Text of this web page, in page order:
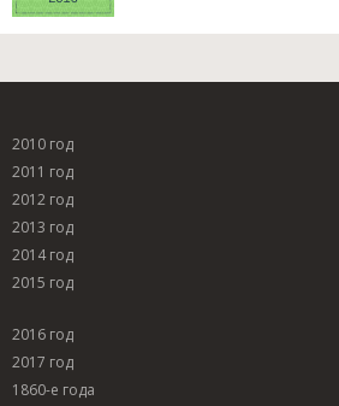
2010 год
2011 год
2012 год
2013 год
2014 год
2015 год
2016 год
2017 год
1860-е года